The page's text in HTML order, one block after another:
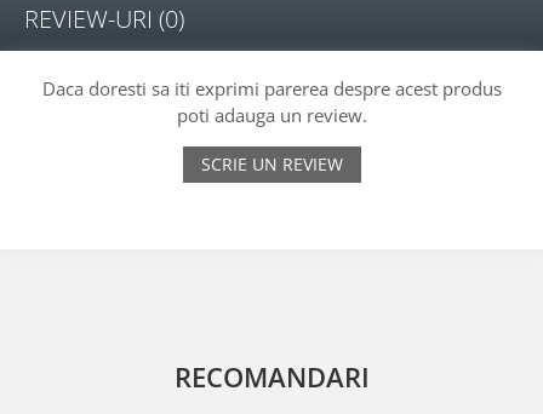
REVIEW-URI (0)
Daca doresti sa iti exprimi parerea despre acest produs
poti adauga un review.
SCRIE UN REVIEW
RECOMANDARI